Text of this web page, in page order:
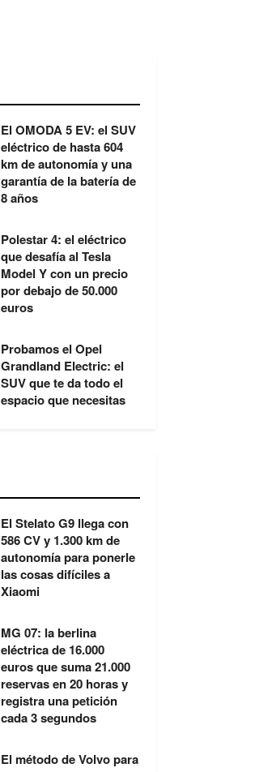
El OMODA 5 EV: el SUV
eléctrico de hasta 604
km de autonomía y una
garantía de la batería de
8 años
Polestar 4: el eléctrico
que desafía al Tesla
Model Y con un precio
por debajo de 50.000
euros
Probamos el Opel
Grandland Electric: el
SUV que te da todo el
espacio que necesitas
El Stelato G9 llega con
586 CV y 1.300 km de
autonomía para ponerle
las cosas difíciles a
Xiaomi
MG 07: la berlina
eléctrica de 16.000
euros que suma 21.000
reservas en 20 horas y
registra una petición
cada 3 segundos
El método de Volvo para